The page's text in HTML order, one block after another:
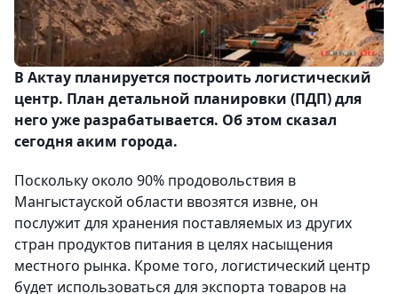
В Актау планируется построить логистический
центр. План детальной планировки (ПДП) для
него уже разрабатывается. Об этом сказал
сегодня аким города.
Поскольку около 90% продовольствия в
Мангыстауской области ввозятся извне, он
послужит для хранения поставляемых из других
стран продуктов питания в целях насыщения
местного рынка. Кроме того, логистический центр
будет использоваться для экспорта товаров на